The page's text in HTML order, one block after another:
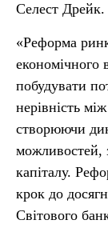
Селест Дрейк.
«Реформа
побудувати
нерівність
створюючи
можливостей,
капіталу.
крок до
Світового